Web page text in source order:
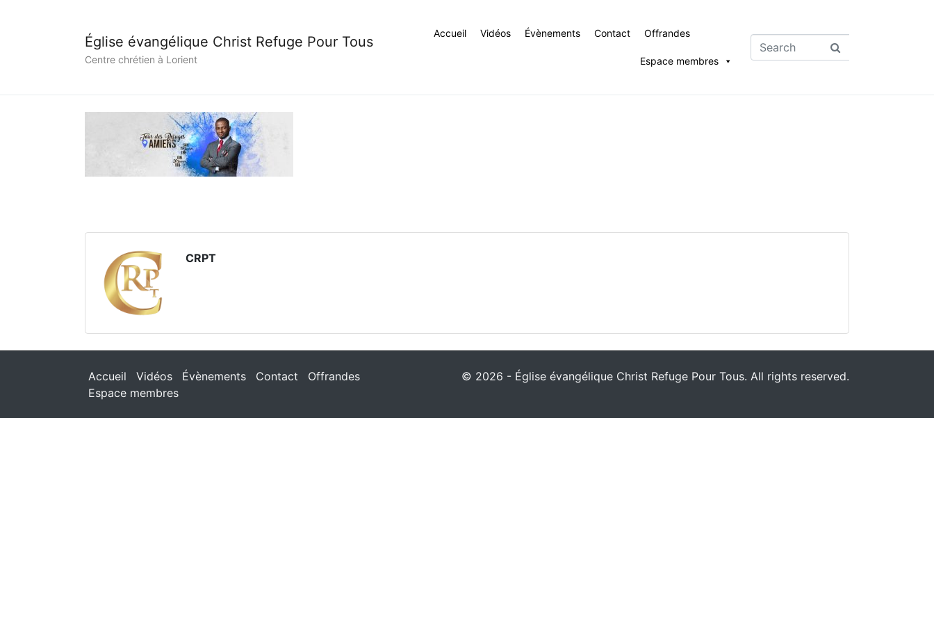
Église évangélique Christ Refuge Pour Tous
Centre chrétien à Lorient
Accueil Vidéos Évènements Contact Offrandes
Espace membres
CRPT
Accueil Vidéos Évènements Contact
Offrandes
Espace membres
© 2026 - Église évangélique Christ Refuge Pour Tous. All rights reserved.